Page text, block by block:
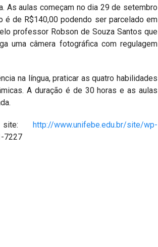
As aulas começam no dia 29 de setembro
de R$140,00 podendo ser parcelado em
professor Robson de Souza Santos que
uma câmera fotográfica com regulagem
na língua, praticar as quatro habilidades
A duração é de 30 horas e as aulas
site: http://www.unifebe.edu.br/site/wp-
7227